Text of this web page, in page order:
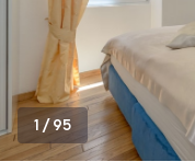
1 /95